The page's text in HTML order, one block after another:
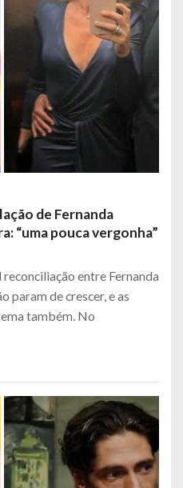
de Fernanda
“uma pouca vergonha”
entre Fernanda
param de crescer, e as
também. No